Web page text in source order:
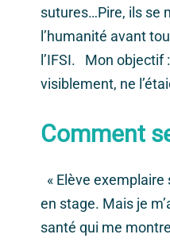
sutures…Pire, ils se
l’humanité avant
l’IFSI. Mon objectif
visiblement, ne
Comment
« Elève
en stage. Mais je
santé qui me